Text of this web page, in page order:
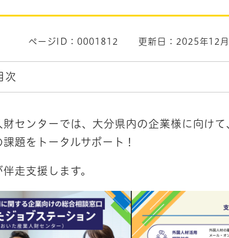
ページID：0001812 更新日：2025年12
次
財センターでは、大分県内の企業様に向け
題をトータルサポート！
走支援します。